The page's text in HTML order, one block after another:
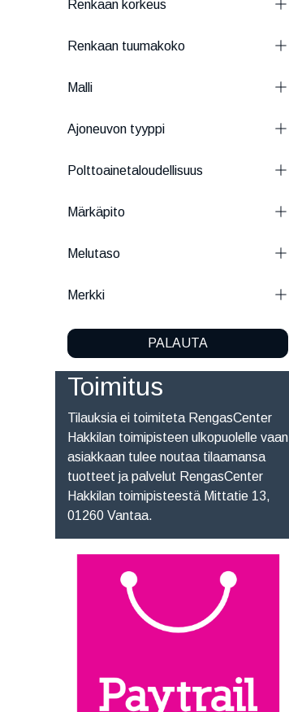
Renkaan korkeus
Renkaan tuumakoko
Malli
Ajoneuvon tyyppi
Polttoainetaloudellisuus
Märkäpito
Melutaso
Merkki
PALAUTA
Toimitus
Tilauksia ei toimiteta RengasCenter
Hakkilan toimipisteen ulkopuolelle vaan
asiakkaan tulee noutaa tilaamansa
tuotteet ja palvelut RengasCenter
Hakkilan toimipisteestä Mittatie 13,
01260 Vantaa.